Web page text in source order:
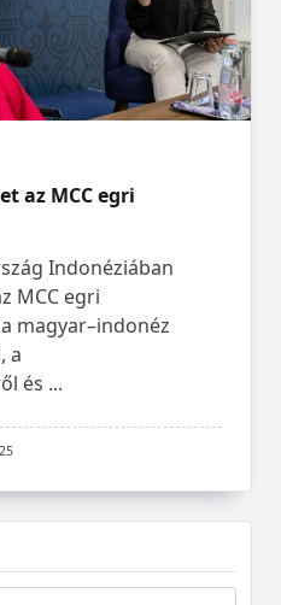
az MCC egri
Indonéziában
MCC egri
magyar–indonéz
a
és ...